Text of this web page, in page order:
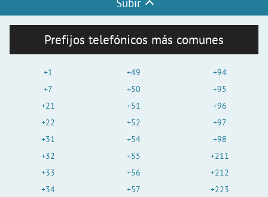
Prefijos telefónicos más comunes
+1
+7
+21
+22
+31
+32
+33
+34
+49
+50
+51
+52
+54
+55
+56
+57
+94
+95
+96
+97
+98
+211
+212
+223